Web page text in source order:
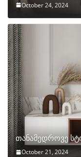
October 24, 2024
თანამედროვე
October 21, 2024